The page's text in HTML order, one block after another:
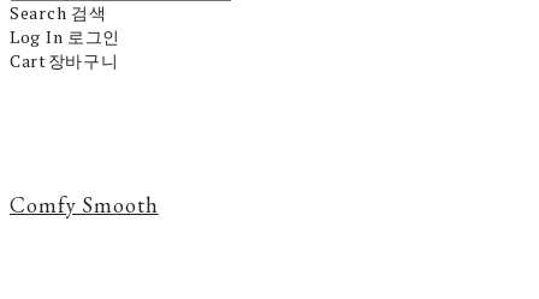
Search 검색
Log In 로그인
Cart장바구니
Comfy Smooth